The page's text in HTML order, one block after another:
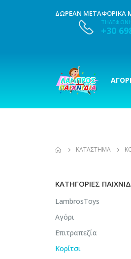
ΔΩΡΕΑΝ ΜΕΤΑΦΟΡΙΚΑ
+30
ΑΓΌΡΙ
ΚΑΤΆΣΤΗΜΑ
ΚΑΤΗΓΟΡΊΕΣ
LambrosToys
Αγόρι
Επιτραπεζία
Κορίτσι